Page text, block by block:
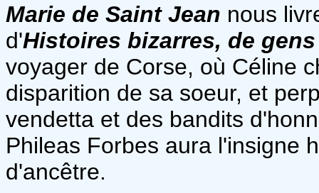
Marie de Saint Jean nous
d'Histoires bizarres, de
voyager de Corse, où Céline
disparition de sa soeur, et
vendetta et des bandits
Phileas Forbes aura l'insigne
d'ancêtre.